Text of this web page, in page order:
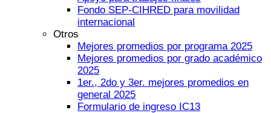
Fondo SEP-CIHRED para movilidad
internacional
Otros
Mejores promedios por programa 2025
Mejores promedios por grado académico
2025
1er., 2do y 3er. mejores promedios en
general 2025
Formulario de ingreso IC13